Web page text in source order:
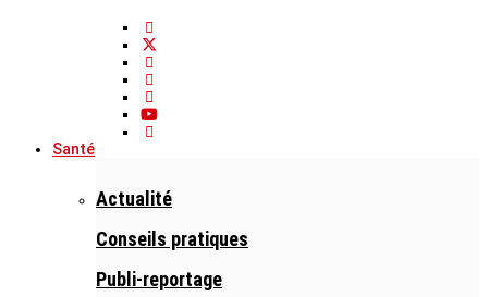
Santé
Actualité
Conseils pratiques
Publi-reportage